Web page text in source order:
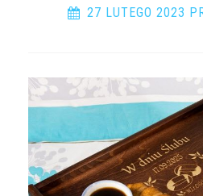
27 LUTEGO 2023